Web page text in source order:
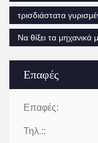
Επαφές
Επαφές:
Τηλ.::
τρισδιάστατα
Να θίξει τα μηχανικά